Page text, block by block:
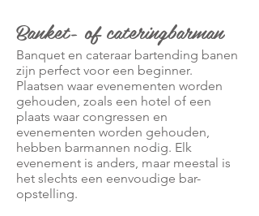
Banket- of cateringbarman
Banquet en cateraar bartending banen
zijn perfect voor een beginner.
Plaatsen waar evenementen worden
gehouden, zoals een hotel of een
plaats waar congressen en
evenementen worden gehouden,
hebben barmannen nodig. Elk
evenement is anders, maar meestal is
het slechts een eenvoudige bar-
opstelling.